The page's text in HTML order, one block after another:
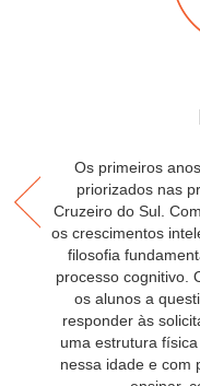
Os primeiros
priorizados nas
Cruzeiro do Sul.
os crescimentos
filosofia
processo cognitivo.
os alunos a
responder às
uma estrutura
nessa idade e com